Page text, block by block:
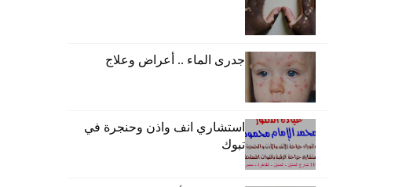
جدرى الماء .. أعراض وعلاج
استشاري انف واذن وحنجرة في
تبوك